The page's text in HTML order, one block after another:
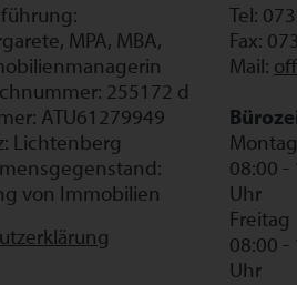
MPA, MBA,
255172 d
ATU61279949
Lichtenberg
von Immobilien
Tel:
Fax:
Mail:
08:00 -
Uhr
Freitag
08:00 -
Uhr